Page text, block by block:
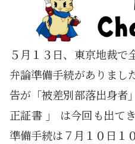
５月１３日、東京地裁で
弁論準備手続がありまし
告が「被差別部落出身者
正証書 」 は今回も出て
準備手続は７月１０日１